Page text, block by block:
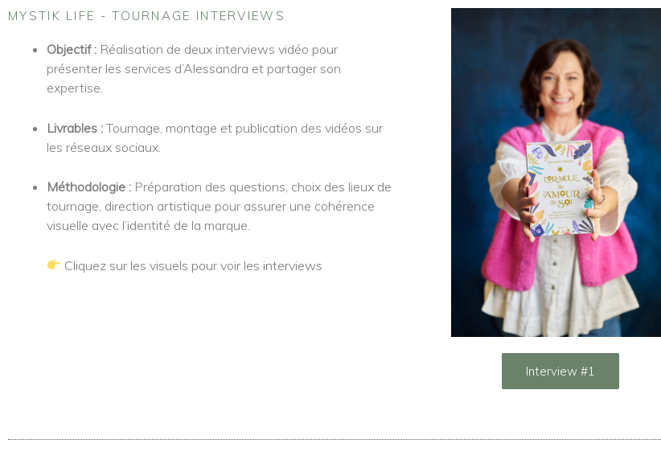
MYSTIK LIFE - TOURNAGE INTERVIEWS
Objectif : Réalisation de deux interviews vidéo pour
présenter les services d’Alessandra et partager son
expertise.
Livrables : Tournage, montage et publication des vidéos sur
les réseaux sociaux.
Méthodologie : Préparation des questions, choix des lieux de
tournage, direction artistique pour assurer une cohérence
visuelle avec l’identité de la marque.
Cliquez sur les visuels pour voir les interviews
Interview #1